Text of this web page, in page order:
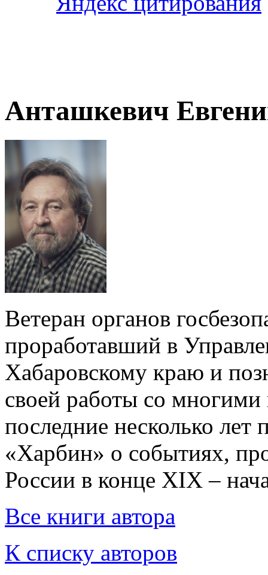
Анташкевич
Ветеран органов
проработавший в
Хабаровскому краю и
своей работы со
последние несколько
«Харбин» о событиях,
России в конце XIX –
Все книги автора
К списку авторов